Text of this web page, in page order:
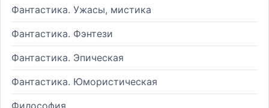
Фантастика. Ужасы, мистика
Фантастика. Фэнтези
Фантастика. Эпическая
Фантастика. Юмористическая